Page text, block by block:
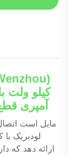
آمپری
ارائه دهد که